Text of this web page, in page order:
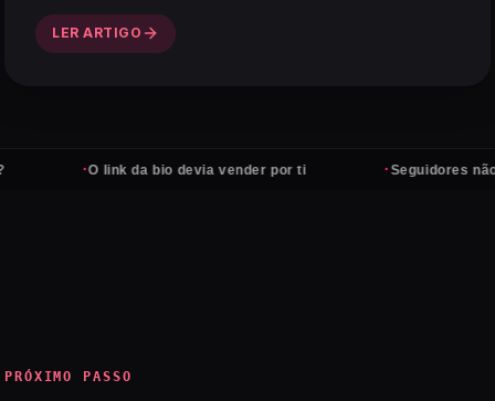
LER ARTIGO
O link da bio devia vender por ti Seguidores não
PRÓXIMO PASSO